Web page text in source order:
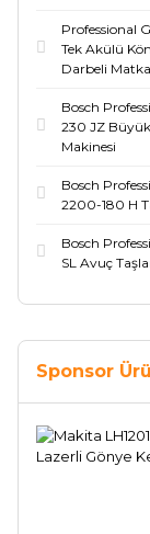
Professional
Tek Akülü
Darbeli
Bosch
230 JZ
Makinesi
Bosch
2200-180 H
Bosch
SL Avuç
Sponsor